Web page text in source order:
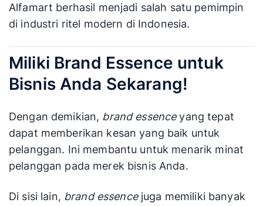
Alfamart berhasil menjadi salah satu pemimpin
di industri ritel modern di Indonesia.
Miliki Brand Essence untuk
Bisnis Anda Sekarang!
Dengan demikian, brand essenceyang tepat
dapat memberikan kesan yang baik untuk
pelanggan. Ini membantu untuk menarik minat
pelanggan pada merek bisnis Anda.
Di sisi lain, brand essence juga memiliki banyak